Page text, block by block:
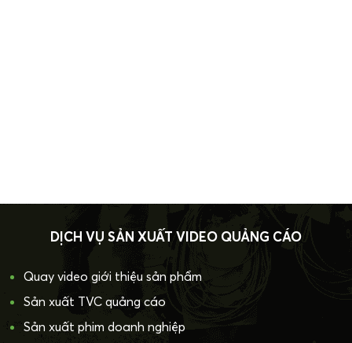
DỊCH VỤ SẢN XUẤT VIDEO QUẢNG CÁO
Quay video giới thiệu sản phẩm
Sản xuất TVC quảng cáo
Sản xuất phim doanh nghiệp